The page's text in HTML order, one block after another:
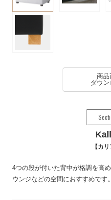
商品
ダウン
カリ
4つの段が付いた背中が格調を高
ウンジなどの空間におすすめです。